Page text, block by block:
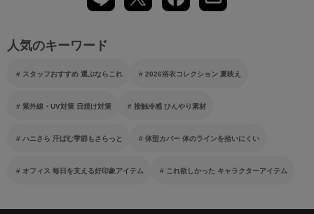
人気のキーワード
スタッフおすすめ 選ぶならこれ 2026浴衣コレクション 夏映え
紫外線・UV対策 日焼け対策 接触冷感 ひんやり素材
ハニさら 汗ばむ季節もさらっと 体型カバー 体のラインを拾いにくい
オフィス 毎日を支える好印象アイテム これ欲しかった キャラクターアイテム